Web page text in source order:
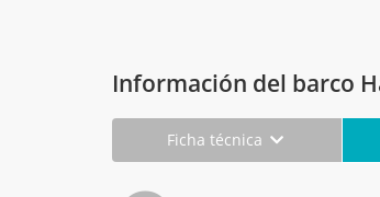
Información del barco
Ficha técnica